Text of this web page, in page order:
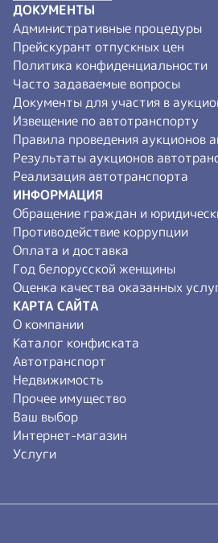
ДОКУМЕНТЫ
Административные процедуры
Прейскурант отпускных цен
Политика конфиденциальности
Часто задаваемые вопросы
Документы для участия в
Извещение по автотранспорту
Правила проведения аукционов
Результаты аукционов
Реализация автотранспорта
ИНФОРМАЦИЯ
Обращение граждан и
Противодействие коррупции
Оплата и доставка
Год белорусской женщины
Оценка качества оказанных
КАРТА САЙТА
О компании
Каталог конфиската
Автотранспорт
Недвижимость
Прочее имущество
Ваш выбор
Интернет-магазин
Услуги